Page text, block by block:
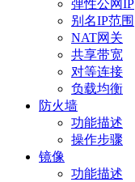
弹性公网IP
别名IP范围
NAT网关
共享带宽
对等连接
负载均衡
防火墙
功能描述
操作步骤
镜像
功能描述